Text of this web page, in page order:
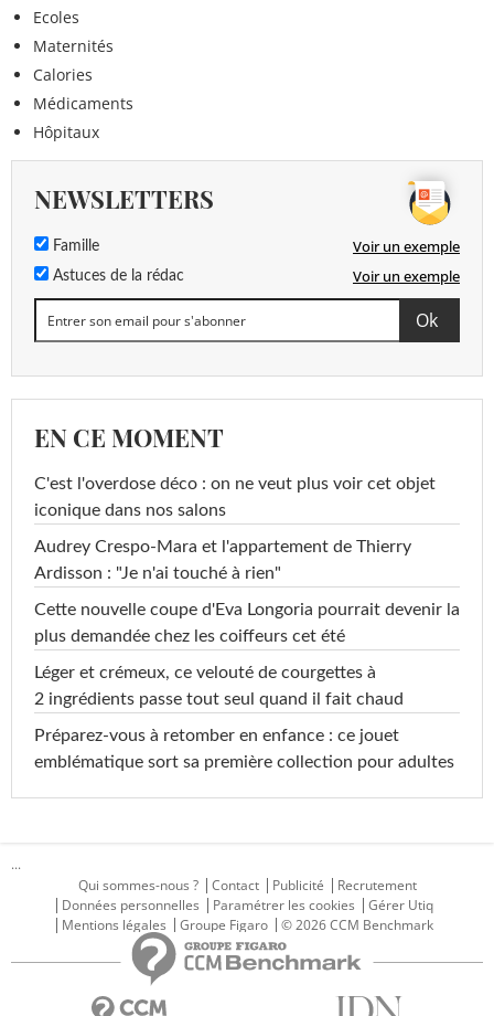
Ecoles
Maternités
Calories
Médicaments
Hôpitaux
NEWSLETTERS
Famille Voir un exemple
Astuces de la rédac Voir un exemple
EN CE MOMENT
C'est l'overdose déco : on ne veut plus voir cet objet
iconique dans nos salons
Audrey Crespo-Mara et l'appartement de Thierry
Ardisson : "Je n'ai touché à rien"
Cette nouvelle coupe d'Eva Longoria pourrait devenir la
plus demandée chez les coiffeurs cet été
Léger et crémeux, ce velouté de courgettes à
2 ingrédients passe tout seul quand il fait chaud
Préparez-vous à retomber en enfance : ce jouet
emblématique sort sa première collection pour adultes
...
Qui sommes-nous ?
Contact Publicité
Recrutement
Données personnelles
Paramétrer les cookies
Gérer Utiq
Mentions légales
Groupe Figaro © 2026 CCM Benchmark